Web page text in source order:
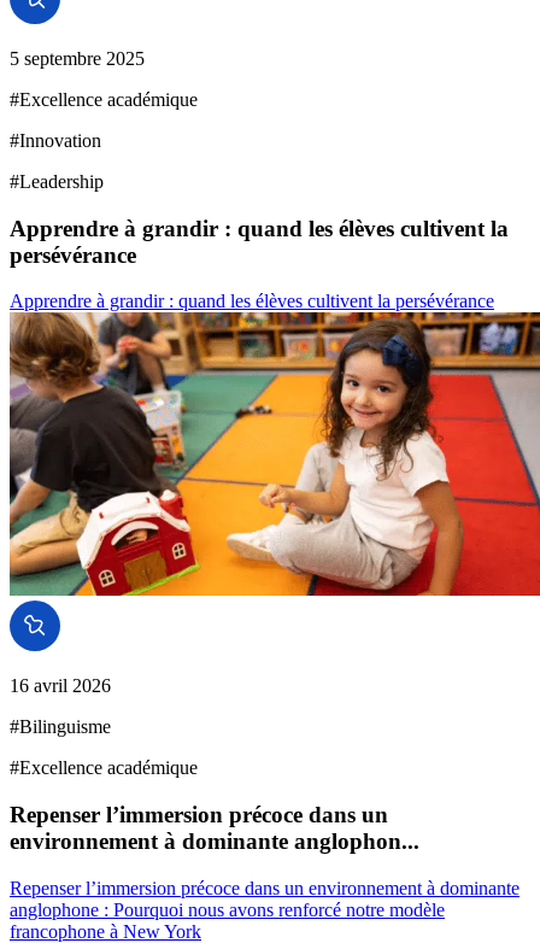
5 septembre 2025
#Excellence académique
#Innovation
#Leadership
Apprendre à grandir : quand les élèves cultivent la
persévérance
Apprendre à grandir : quand les élèves cultivent la persévérance
16 avril 2026
#Bilinguisme
#Excellence académique
Repenser l’immersion précoce dans un
environnement à dominante anglophon...
Repenser l’immersion précoce dans un environnement à dominante
anglophone : Pourquoi nous avons renforcé notre modèle
francophone à New York